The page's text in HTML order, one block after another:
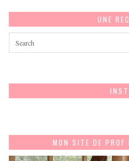
UNE
MON SITE DE PROF